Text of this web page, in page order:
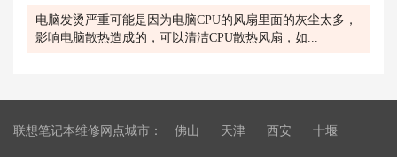
电脑发烫严重可能是因为电脑CPU的风扇里面的灰尘太多，
影响电脑散热造成的，可以清洁CPU散热风扇，如...
联想笔记本维修网点城市： 佛山 天津 西安 十堰